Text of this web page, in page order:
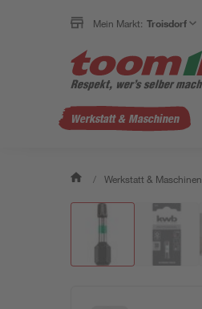
Mein Markt: Troisdorf
Werkstatt & Maschinen
/ Werkstatt & Maschinen